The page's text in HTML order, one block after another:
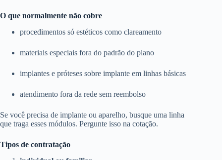
O que normalmente não cobre
procedimentos só estéticos como clareamento
materiais especiais fora do padrão do plano
implantes e próteses sobre implante em linhas básicas
atendimento fora da rede sem reembolso
Se você precisa de implante ou aparelho, busque uma linha
que traga esses módulos. Pergunte isso na cotação.
Tipos de contratação